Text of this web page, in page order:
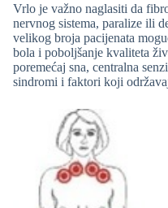
Vrlo je važno naglasiti da
nervnog sistema, paralize ili
velikog broja pacijenata
bola i poboljšanje kvaliteta
poremećaj sna, centralna
sindromi i faktori koji